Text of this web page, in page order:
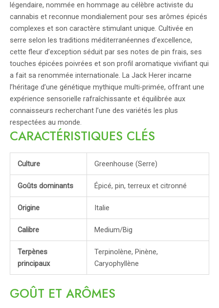
légendaire, nommée en hommage au célèbre activiste du
cannabis et reconnue mondialement pour ses arômes épicés
complexes et son caractère stimulant unique. Cultivée en
serre selon les traditions méditerranéennes d’excellence,
cette fleur d’exception séduit par ses notes de pin frais, ses
touches épicées poivrées et son profil aromatique vivifiant qui
a fait sa renommée internationale. La Jack Herer incarne
l’héritage d’une génétique mythique multi-primée, offrant une
expérience sensorielle rafraîchissante et équilibrée aux
connaisseurs recherchant l’une des variétés les plus
respectées au monde.
CARACTÉRISTIQUES CLÉS
Culture Greenhouse (Serre)
Goûts dominants Épicé, pin, terreux et citronné
Origine Italie
Calibre Medium/Big
Terpènes
principaux
Terpinolène, Pinène,
Caryophyllène
GOÛT ET ARÔMES